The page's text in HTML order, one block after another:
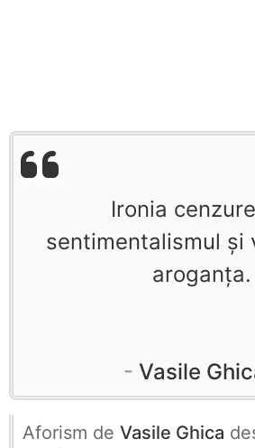
Ironia
sentimentalismul şi
aroganţa.
Vasile
Aforism de Vasile Ghica